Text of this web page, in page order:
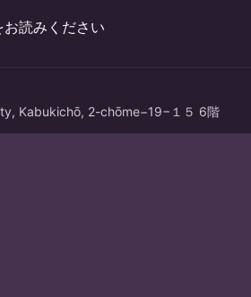
お読みください
Kabukichō, 2-chōme−19−１５ 6階